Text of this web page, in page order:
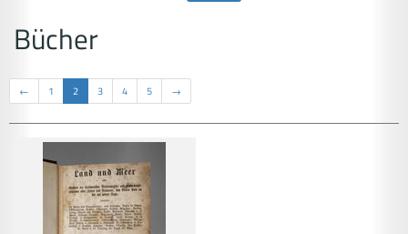
Bücher
← 1 2 3 4 5 →